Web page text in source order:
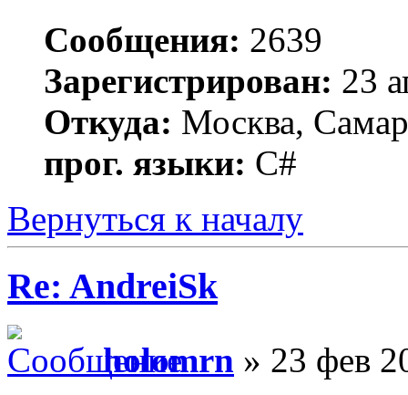
Сообщения: 2639
Зарегистрирован: 23
Откуда: Москва,
прог. языки: C#
Вернуться к началу
Re: AndreiSk
holomrn » 23 фев